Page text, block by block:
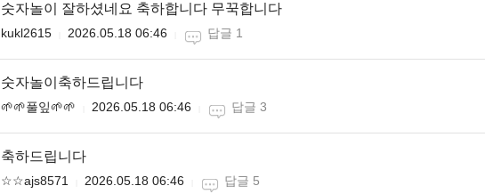
숫자놀이 잘하셨네요 축하합니다 무꾹합니다
kukl2615 2026.05.18 06:46 답글 1
숫자놀이축하드립니다
🌱🌱풀잎🌱🌱 2026.05.18 06:46 답글 3
축하드립니다
☆☆ajs8571 2026.05.18 06:46 답글 5